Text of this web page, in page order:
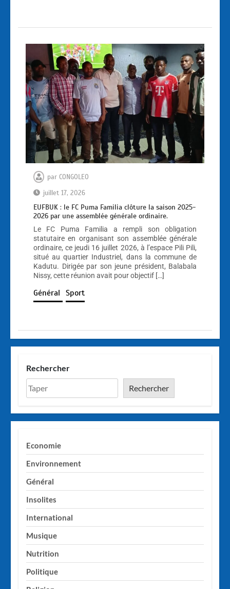
par CONGOLEO
juillet 17, 2026
EUFBUK : le FC Puma Familia clôture la saison 2025-
2026 par une assemblée générale ordinaire.
Le FC Puma Familia a rempli son obligation
statutaire en organisant son assemblée générale
ordinaire, ce jeudi 16 juillet 2026, à l’espace Pili Pili,
situé au quartier Industriel, dans la commune de
Kadutu. Dirigée par son jeune président, Balabala
Nissy, cette réunion avait pour objectif […]
Général Sport
Rechercher
Rechercher
Economie
Environnement
Général
Insolites
International
Musique
Nutrition
Politique